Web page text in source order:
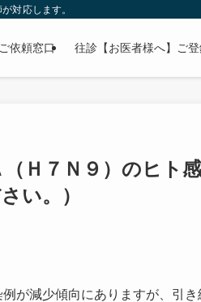
対応します。
依頼窓口 往診【お医者様へ】ご
Ｈ７Ｎ９）のヒト
い。）
が減少傾向にありますが、引き